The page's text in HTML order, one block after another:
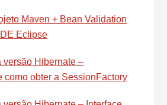
Maven + Bean Validation
Eclipse
versão Hibernate –
como obter a SessionFactory